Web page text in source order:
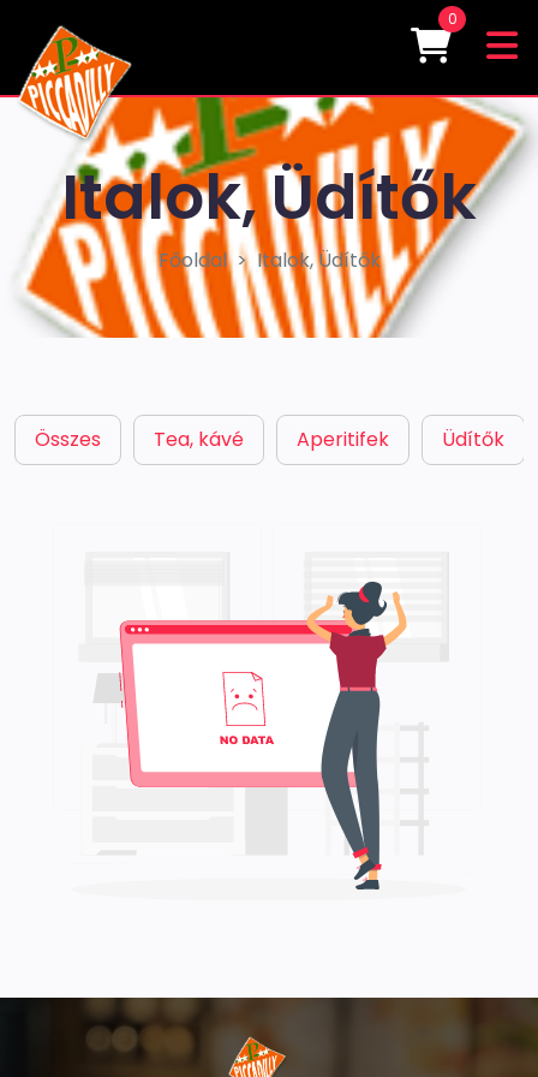
0
Italok, Üdítők
Főoldal Italok, Üdítők
Összes Tea, kávé Aperitifek Üdítők